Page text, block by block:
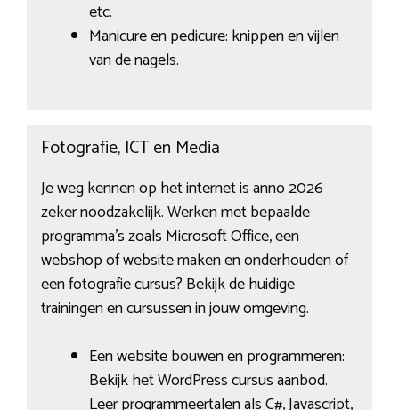
etc.
Manicure en pedicure: knippen en vijlen
van de nagels.
Fotografie, ICT en Media
Je weg kennen op het internet is anno 2026
zeker noodzakelijk. Werken met bepaalde
programma’s zoals Microsoft Office, een
webshop of website maken en onderhouden of
een fotografie cursus? Bekijk de huidige
trainingen en cursussen in jouw omgeving.
Een website bouwen en programmeren:
Bekijk het WordPress cursus aanbod.